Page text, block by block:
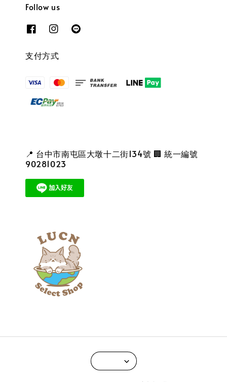
Follow us
支付方式
📍 台中市南屯區大墩十二街134號 🏢 統一編號
90281023